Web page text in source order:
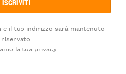
e il tuo indirizzo sarà mantenuto
riservato.
la tua privacy.